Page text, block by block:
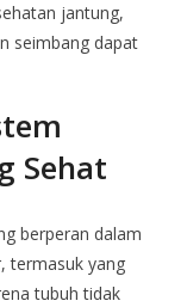
jantung,
seimbang dapat
Sehat
berperan dalam
termasuk yang
tubuh tidak